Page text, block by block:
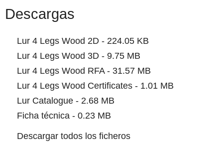
Descargas
Lur 4 Legs Wood 2D - 224.05 KB
Lur 4 Legs Wood 3D - 9.75 MB
Lur 4 Legs Wood RFA - 31.57 MB
Lur 4 Legs Wood Certificates - 1.01 MB
Lur Catalogue - 2.68 MB
Ficha técnica - 0.23 MB
Descargar todos los ficheros